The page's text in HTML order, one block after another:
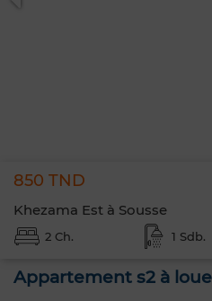
850 TND
Khezama Est à Sousse
2 Ch. 1 Sdb.
Appartement s2 à